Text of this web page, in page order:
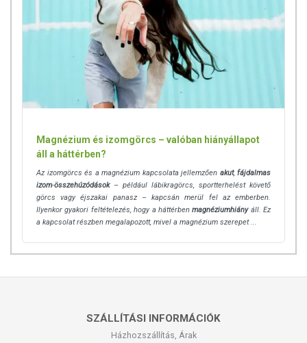
Magnézium és izomgörcs – valóban hiányállapot
áll a háttérben?
Az izomgörcs és a magnézium kapcsolata jellemzően akut, fájdalmas
izom-összehúzódások – például lábikragörcs, sportterhelést követő
görcs vagy éjszakai panasz – kapcsán merül fel az emberben.
Ilyenkor gyakori feltételezés, hogy a háttérbenmagnéziumhiány áll. Ez
a kapcsolat részben megalapozott, mivel a magnézium szerepet ...
SZÁLLÍTÁSI INFORMÁCIÓK
Házhozszállítás, Árak